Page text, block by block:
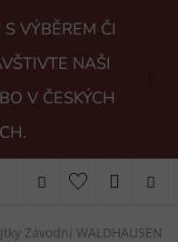
VÝBĚREM ČI
NAŠI
V ČESKÝCH
Hledat
KOŠÍK
Závodní WALDHAUSEN